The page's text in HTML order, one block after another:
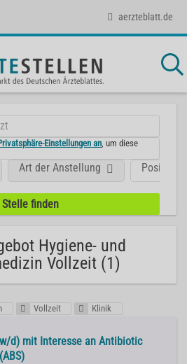
aerzteblatt.de
Einstellungen an , um diese
Position
Art der Anstellung
Hygiene- und
Vollzeit (1)
Vollzeit Klinik
d) mit Interesse an Antibiotic